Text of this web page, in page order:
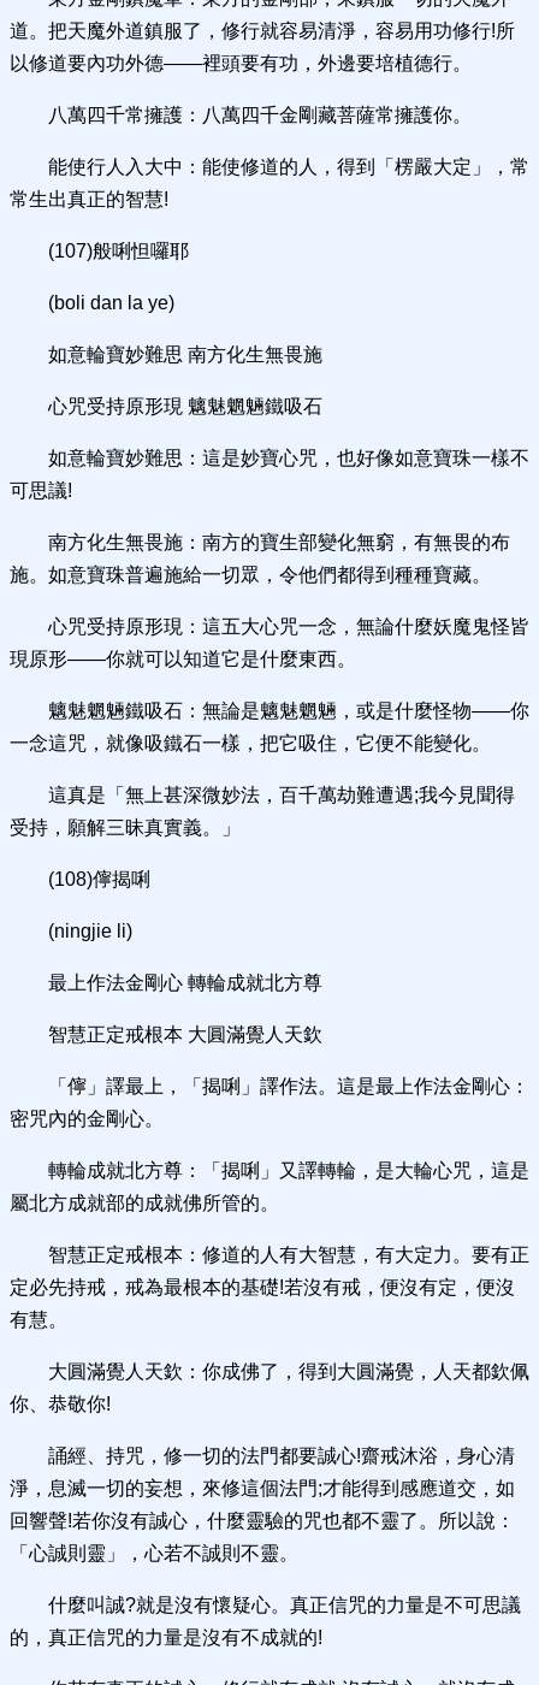
道。把天魔外道鎮服了，修行就容易清淨，容易用功修行!所
以修道要內功外德——裡頭要有功，外邊要培植德行。
八萬四千常擁護：八萬四千金剛藏菩薩常擁護你。
能使行人入大中：能使修道的人，得到「楞嚴大定」，常
常生出真正的智慧!
(107)般唎怛囉耶
(boli dan la ye)
如意輪寶妙難思 南方化生無畏施
心咒受持原形現 魑魅魍魎鐵吸石
如意輪寶妙難思：這是妙寶心咒，也好像如意寶珠一樣不
可思議!
南方化生無畏施：南方的寶生部變化無窮，有無畏的布
施。如意寶珠普遍施給一切眾，令他們都得到種種寶藏。
心咒受持原形現：這五大心咒一念，無論什麼妖魔鬼怪皆
現原形——你就可以知道它是什麼東西。
魑魅魍魎鐵吸石：無論是魑魅魍魎，或是什麼怪物——你
一念這咒，就像吸鐵石一樣，把它吸住，它便不能變化。
這真是「無上甚深微妙法，百千萬劫難遭遇;我今見聞得
受持，願解三昧真實義。」
(108)儜揭唎
(ningjie li)
最上作法金剛心 轉輪成就北方尊
智慧正定戒根本 大圓滿覺人天欽
「儜」譯最上，「揭唎」譯作法。這是最上作法金剛心：
密咒內的金剛心。
轉輪成就北方尊：「揭唎」又譯轉輪，是大輪心咒，這是
屬北方成就部的成就佛所管的。
智慧正定戒根本：修道的人有大智慧，有大定力。要有正
定必先持戒，戒為最根本的基礎!若沒有戒，便沒有定，便沒
有慧。
大圓滿覺人天欽：你成佛了，得到大圓滿覺，人天都欽佩
你、恭敬你!
誦經、持咒，修一切的法門都要誠心!齋戒沐浴，身心清
淨，息滅一切的妄想，來修這個法門;才能得到感應道交，如
回響聲!若你沒有誠心，什麼靈驗的咒也都不靈了。所以說：
「心誠則靈」，心若不誠則不靈。
什麼叫誠?就是沒有懷疑心。真正信咒的力量是不可思議
的，真正信咒的力量是沒有不成就的!